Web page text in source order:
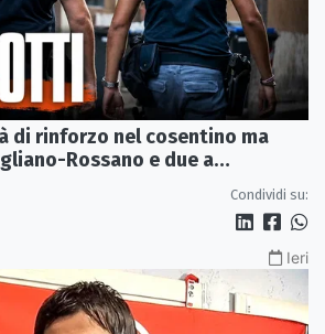
di rinforzo nel cosentino ma
Rossano e due a
Condividi su:
Ieri